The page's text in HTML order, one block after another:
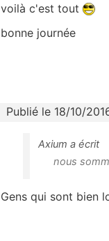
voilà c'est tout
bonne journée
Publié le 18/10/
Axium a écrit
nous
Gens qui sont bien